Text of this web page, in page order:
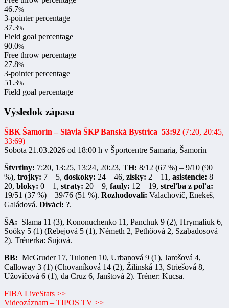
46.7%
3-pointer percentage
37.3%
Field goal percentage
90.0%
Free throw percentage
27.8%
3-pointer percentage
51.3%
Field goal percentage
Výsledok zápasu
ŠBK Šamorín – Slávia ŠKP Banská Bystrica 53:92 (7:20, 20:45,
33:69)
Sobota 21.03.2026 od 18:00 h v Športcentre Samaria, Šamorín
Štvrtiny: 7:20, 13:25, 13:24, 20:23, TH: 8/12 (67 %) – 9/10 (90
%), trojky: 7 – 5, doskoky: 24 – 46, zisky: 2 – 11, asistencie: 8 –
20, bloky: 0 – 1, straty: 20 – 9, fauly: 12 – 19, streľba z poľa:
19/51 (37 %) – 39/76 (51 %). Rozhodovali: Valachovič, Enekeš,
Galádová. Diváci: ?.
ŠA: Slama 11 (3), Kononuchenko 11, Panchuk 9 (2), Hrymaliuk 6,
Soóky 5 (1) (Rebejová 5 (1), Németh 2, Pethőová 2, Szabadosová
2). Trénerka: Sujová.
BB: McGruder 17, Tulonen 10, Urbanová 9 (1), Jarošová 4,
Calloway 3 (1) (Chovaníková 14 (2), Žilinská 13, Striešová 8,
Užovičová 6 (1), da Cruz 6, Janštová 2). Tréner: Kucsa.
FIBA LiveStats >>
Videozáznam – TIPOS TV >>